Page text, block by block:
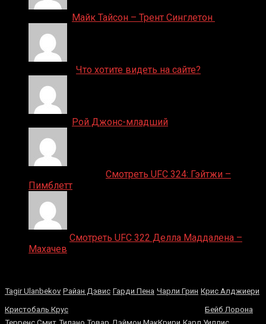
Майк Тайсон – Трент Синглетон
Что хотите видеть на сайте?
Рой Джонс-младший
Смотреть UFC 324: Гэйтжи –
Пимблетт
Смотреть UFC 322 Делла Маддалена –
Махачев
Tagir Ulanbekov Райан Дэвис Гарди Пена Чарли Грин Крис Алджиери
Кристобаль Крус
Бейб Лорона